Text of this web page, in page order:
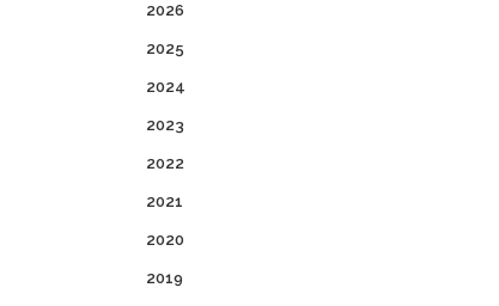
2026
2025
2024
2023
2022
2021
2020
2019